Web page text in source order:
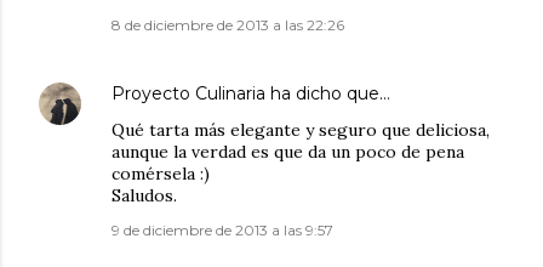
8 de diciembre de 2013 a las 22:26
Proyecto Culinaria ha dicho que…
Qué tarta más elegante y seguro que deliciosa,
aunque la verdad es que da un poco de pena
comérsela :)
Saludos.
9 de diciembre de 2013 a las 9:57